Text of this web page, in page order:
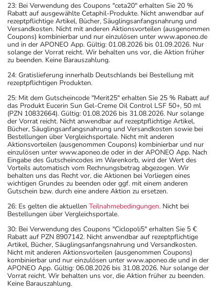
23: Bei Verwendung des Coupons "ceta20" erhalten Sie 20 %
Rabatt auf ausgewählte Cetaphil-Produkte. Nicht anwendbar auf
rezeptpflichtige Artikel, Bücher, Säuglingsanfangsnahrung und
Versandkosten. Nicht mit anderen Aktionsvorteilen (ausgenommen
Coupons) kombinierbar und nur einzulösen unter www.aponeo.de
und in der APONEO App. Gültig: 01.08.2026 bis 01.09.2026. Nur
solange der Vorrat reicht. Wir behalten uns vor, die Aktion früher
zu beenden. Keine Barauszahlung.
24: Gratislieferung innerhalb Deutschlands bei Bestellung mit
rezeptpflichtigen Produkten.
25: Mit dem Gutscheincode "Merit25" erhalten Sie 25 % Rabatt auf
das Produkt Eucerin Sun Gel-Creme Oil Control LSF 50+, 50 ml
(PZN 10832664). Gültig: 01.08.2026 bis 31.08.2026. Nur solange
der Vorrat reicht. Nicht anwendbar auf rezeptpflichtige Artikel,
Bücher, Säuglingsanfangsnahrung und Versandkosten sowie bei
Bestellungen über Vergleichsportale. Nicht mit anderen
Aktionsvorteilen (ausgenommen Coupons) kombinierbar und nur
einzulösen unter www.aponeo.de oder in der APONEO App. Nach
Eingabe des Gutscheincodes im Warenkorb, wird der Wert des
Vorteils automatisch vom Rechnungsbetrag abgezogen. Wir
behalten uns das Recht vor, die Aktionen bei Vorliegen eines
wichtigen Grundes zu beenden oder ggf. mit einem anderen
Gutschein bzw. durch eine andere Aktion zu ersetzen.
26: Es gelten die aktuellen Teilnahmebedingungen. Nicht bei
Bestellungen über Vergleichsportale.
30: Bei Verwendung des Coupons "Ciclopoli5" erhalten Sie 5 €
Rabatt auf PZN 8907142. Nicht anwendbar auf rezeptpflichtige
Artikel, Bücher, Säuglingsanfangsnahrung und Versandkosten.
Nicht mit anderen Aktionsvorteilen (ausgenommen Coupons)
kombinierbar und nur einzulösen unter www.aponeo.de und in der
APONEO App. Gültig: 06.08.2026 bis 31.08.2026. Nur solange der
Vorrat reicht. Wir behalten uns vor, die Aktion früher zu beenden.
Keine Barauszahlung.